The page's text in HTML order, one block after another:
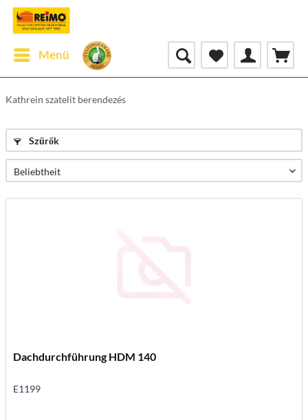
Menü
Kathrein szatelit berendezés
Szűrők
Dachdurchführung HDM 140
E1199